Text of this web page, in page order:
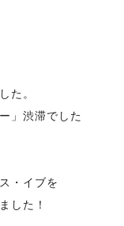
た。
」渋滞でした
・イブを
した！